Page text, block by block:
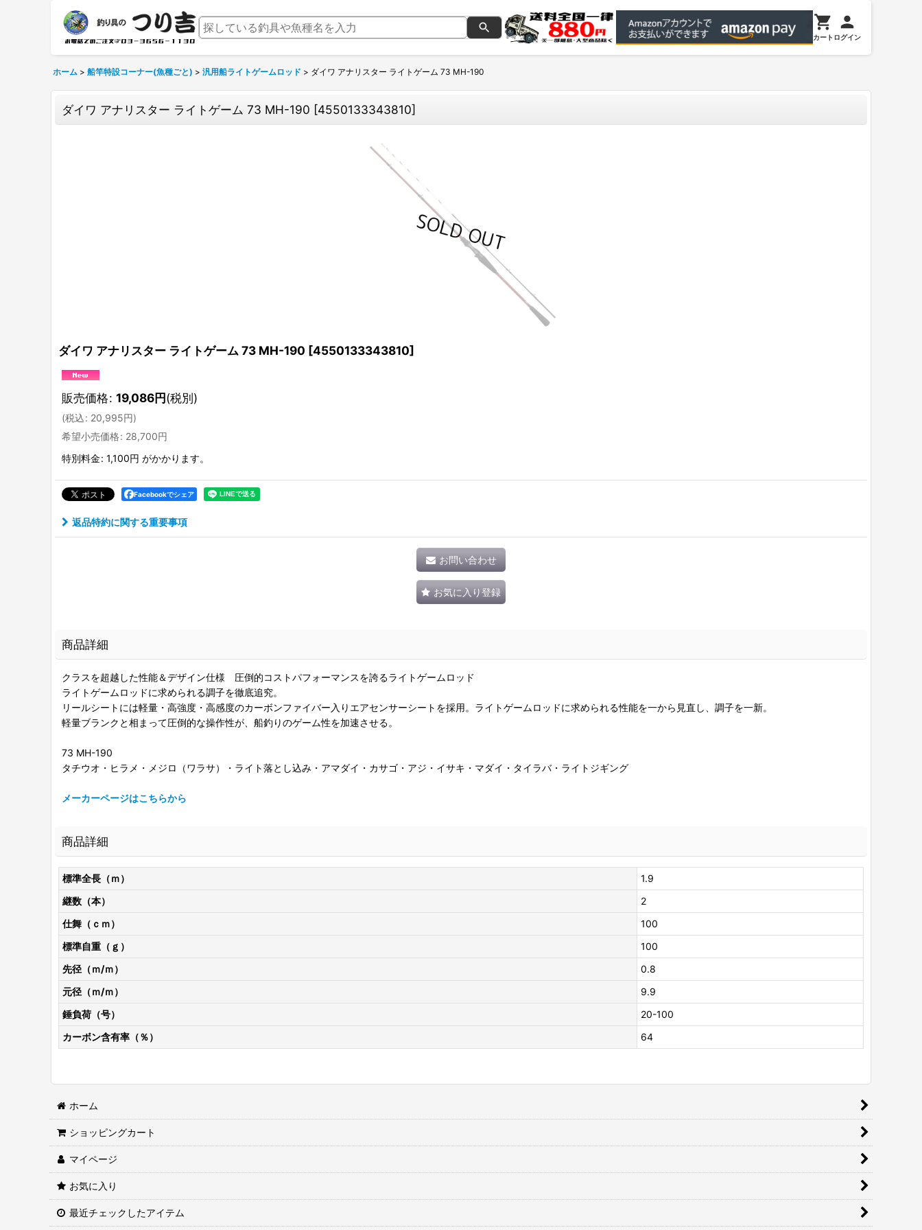
カート ログイン
ホーム > 船竿特設コーナー(魚種ごと) > 汎用船ライトゲームロッド > ダイワ アナリスター ライトゲーム 73 MH-190
ダイワ アナリスター ライトゲーム 73 MH-190 [4550133343810]
ダイワ アナリスター ライトゲーム 73 MH-190 [4550133343810]
販売価格: 19,086円(税別)
(税込: 20,995円)
希望小売価格: 28,700円
特別料金: 1,100円 がかかります。
Facebookでシェア
返品特約に関する重要事項
お問い合わせ
お気に入り登録
商品詳細
クラスを超越した性能＆デザイン仕様 圧倒的コストパフォーマンスを誇るライトゲームロッド
ライトゲームロッドに求められる調子を徹底追究。
リールシートには軽量・高強度・高感度のカーボンファイバー入りエアセンサーシートを採用。ライトゲームロッドに求められる性能を一から見直し、調子を一新。
軽量ブランクと相まって圧倒的な操作性が、船釣りのゲーム性を加速させる。
73 MH-190
タチウオ・ヒラメ・メジロ（ワラサ）・ライト落とし込み・アマダイ・カサゴ・アジ・イサキ・マダイ・タイラバ・ライトジギング
メーカーページはこちらから
商品詳細
標準全長（ｍ）
1.9
継数（本）
2
仕舞（ｃｍ）
100
標準自重（ｇ）
100
先径（ｍ/ｍ）
0.8
元径（ｍ/ｍ）
9.9
錘負荷（号）
20-100
カーボン含有率（％）
64
ホーム
ショッピングカート
マイページ
お気に入り
最近チェックしたアイテム